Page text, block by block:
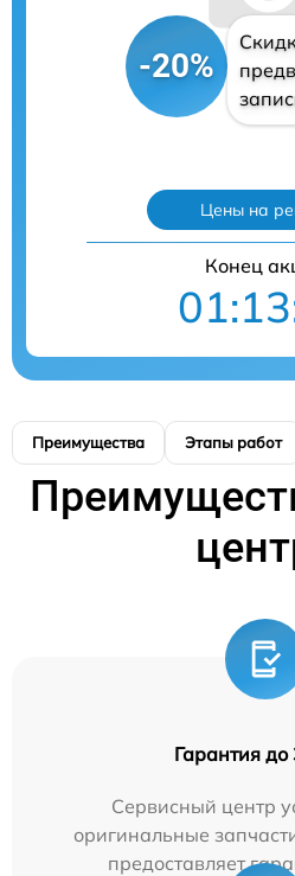
-20%
Цены на
Конец
Преимущества Этапы работ
Гарантия до
Сервисный центр
оригинальные
предоставляет